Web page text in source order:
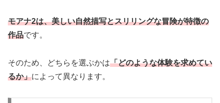
モアナ2は、美しい自然描写とスリリングな冒険が特徴の
作品です。
そのため、どちらを選ぶかは「どのような体験を求めてい
るか」によって異なります。